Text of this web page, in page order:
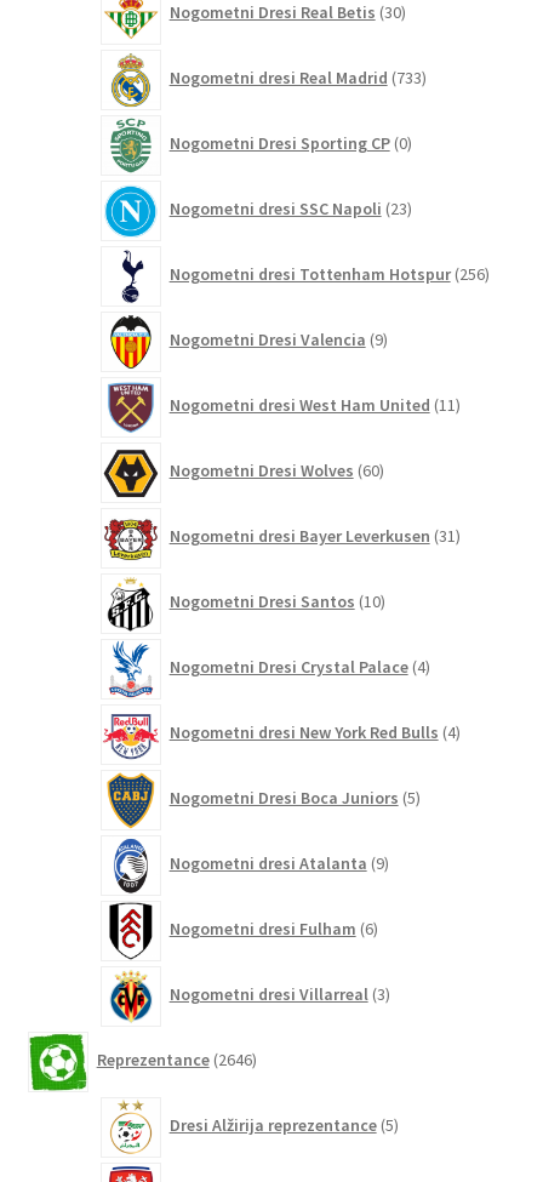
Nogometni Dresi Real Betis 30izdelkov
Nogometni dresi Real Madrid 733izdelkov
Nogometni Dresi Sporting CP 0izdelkov
Nogometni dresi SSC Napoli 23izdelkov
Nogometni dresi Tottenham Hotspur 256
Nogometni Dresi Valencia 9izdelkov
Nogometni dresi West Ham United 11izdelkov
Nogometni Dresi Wolves 60izdelkov
Nogometni dresi Bayer Leverkusen 31izdelkov
Nogometni Dresi Santos 10izdelkov
Nogometni Dresi Crystal Palace 4izdelki
Nogometni dresi New York Red Bulls 4izdelki
Nogometni Dresi Boca Juniors 5izdelkov
Nogometni dresi Atalanta 9izdelkov
Nogometni dresi Fulham 6izdelkov
Nogometni dresi Villarreal 3izdelki
Reprezentance 2646izdelkov
Dresi Alžirija reprezentance 5izdelkov